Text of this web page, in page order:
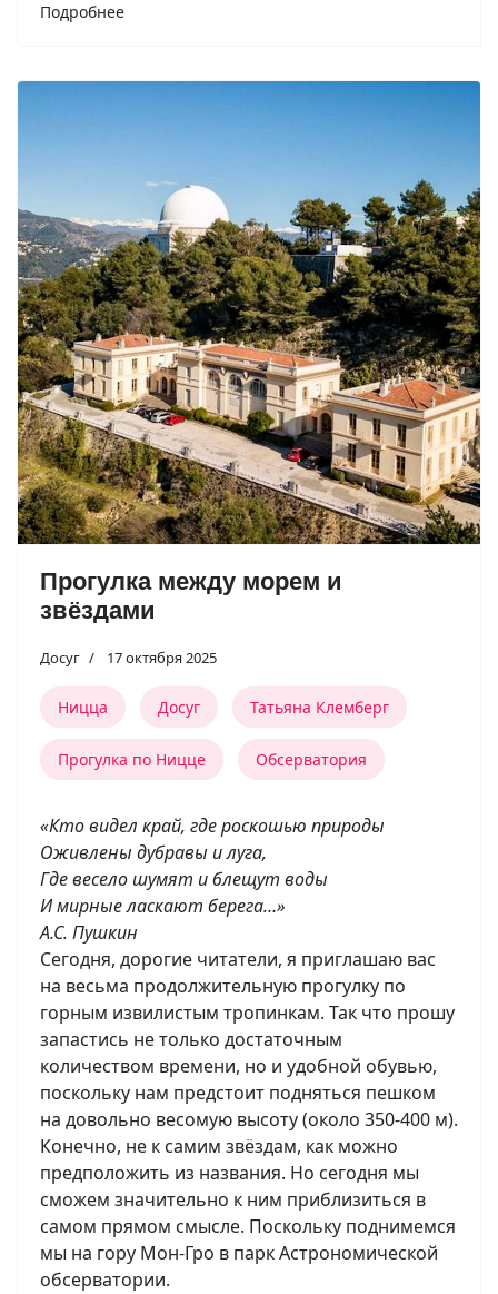
Подробнее
Прогулка между морем и
звёздами
Досуг 17 октября 2025
Ницца Досуг Татьяна Клемберг
Прогулка по Ницце Обсерватория
«Кто видел край, где роскошью природы
Оживлены дубравы и луга,
Где весело шумят и блещут воды
И мирные ласкают берега…»
А.С. Пушкин
Сегодня, дорогие читатели, я приглашаю вас
на весьма продолжительную прогулку по
горным извилистым тропинкам. Так что прошу
запастись не только достаточным
количеством времени, но и удобной обувью,
поскольку нам предстоит подняться пешком
на довольно весомую высоту (около 350-400 м).
Конечно, не к самим звёздам, как можно
предположить из названия. Но сегодня мы
сможем значительно к ним приблизиться в
самом прямом смысле. Поскольку поднимемся
мы на гору Мон-Гро в парк Астрономической
обсерватории.